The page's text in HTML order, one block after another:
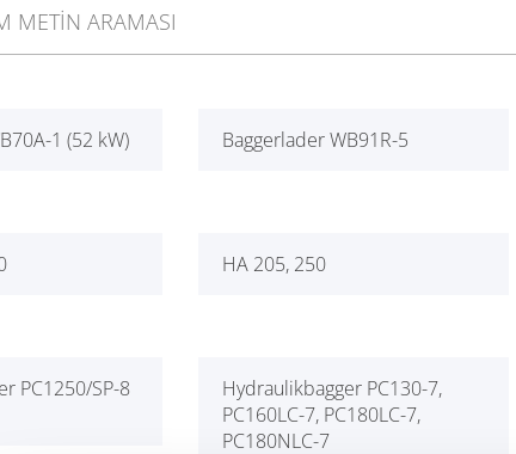
1 (52 kW) Baggerlader WB91R-5
HA 205, 250
PC1250/SP-8
Hydraulikbagger PC130-7,
PC160LC-7, PC180LC-7,
PC180NLC-7